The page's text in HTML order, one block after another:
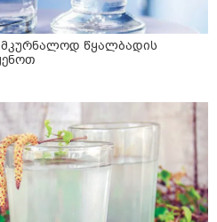
წყალბადის